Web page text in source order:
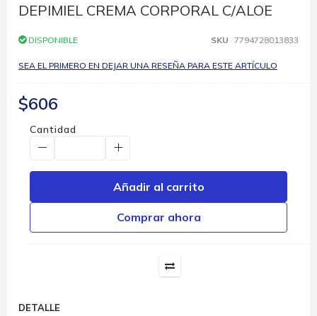
comienzo
de
galería
imágenes
DEPIMIEL CREMA CORPORAL C/ALOE
DISPONIBLE SKU 7794728013833
SEA EL PRIMERO EN DEJAR UNA RESEÑA PARA ESTE ARTÍCULO
$606
Cantidad
Añadir al carrito
Comprar ahora
DETALLE